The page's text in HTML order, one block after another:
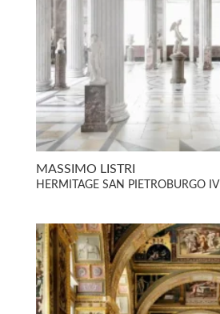
MASSIMO LISTRI
HERMITAGE SAN PIETROBURGO IV